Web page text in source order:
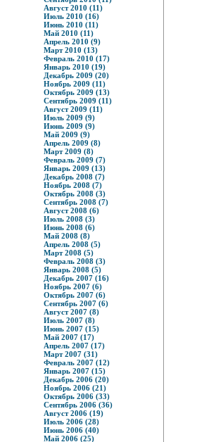
Август 2010 (11)
Июль 2010 (16)
Июнь 2010 (11)
Май 2010 (11)
Апрель 2010 (9)
Март 2010 (13)
Февраль 2010 (17)
Январь 2010 (19)
Декабрь 2009 (20)
Ноябрь 2009 (11)
Октябрь 2009 (13)
Сентябрь 2009 (11)
Август 2009 (11)
Июль 2009 (9)
Июнь 2009 (9)
Май 2009 (9)
Апрель 2009 (8)
Март 2009 (8)
Февраль 2009 (7)
Январь 2009 (13)
Декабрь 2008 (7)
Ноябрь 2008 (7)
Октябрь 2008 (3)
Сентябрь 2008 (7)
Август 2008 (6)
Июль 2008 (3)
Июнь 2008 (6)
Май 2008 (8)
Апрель 2008 (5)
Март 2008 (5)
Февраль 2008 (3)
Январь 2008 (5)
Декабрь 2007 (16)
Ноябрь 2007 (6)
Октябрь 2007 (6)
Сентябрь 2007 (6)
Август 2007 (8)
Июль 2007 (8)
Июнь 2007 (15)
Май 2007 (17)
Апрель 2007 (17)
Март 2007 (31)
Февраль 2007 (12)
Январь 2007 (15)
Декабрь 2006 (20)
Ноябрь 2006 (21)
Октябрь 2006 (33)
Сентябрь 2006 (36)
Август 2006 (19)
Июль 2006 (28)
Июнь 2006 (40)
Май 2006 (25)